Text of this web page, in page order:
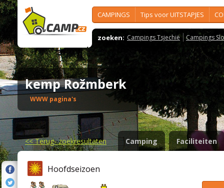
CAMPINGS Tips voor UITSTAPJES
zoeken: Campings Tsjechië Campings
kemp Rožmberk
WWW pagina's
<<Terug- zoekresultaten Camping Faciliteiten
Hoofdseizoen